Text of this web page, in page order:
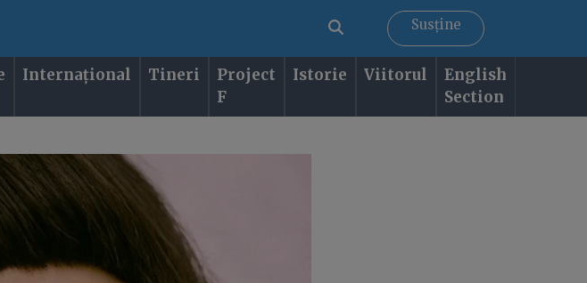
Susține
Internațional Tineri
Project
F
Istorie Viitorul
English
Section